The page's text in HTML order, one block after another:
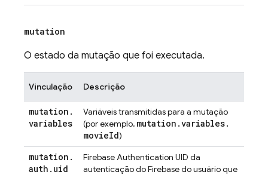
mutation
O estado da mutação que foi executada.
Vinculação Descrição
mutation .
variables
Variáveis transmitidas para a mutação
(por exemplo, mutation .variables.
movieId)
mutation .
auth . uid
Firebase Authentication UID da
autenticação do Firebase do usuário que